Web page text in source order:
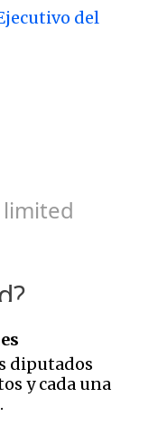
del
diputados
y cada una